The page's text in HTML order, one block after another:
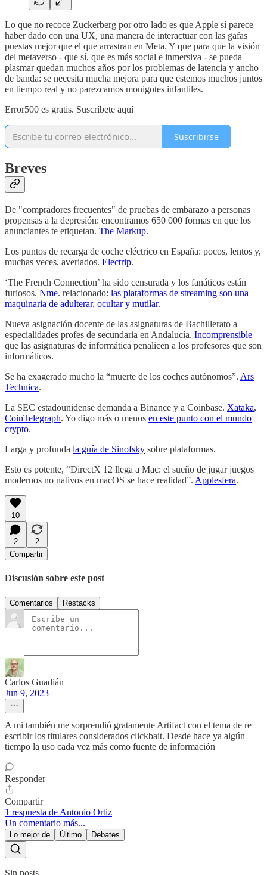
Lo que no recoce Zuckerberg por otro lado es que Apple sí parece
haber dado con una UX, una manera de interactuar con las gafas
puestas mejor que el que arrastran en Meta. Y que para que la visión
del metaverso - que sí, que es más social e inmersiva - se pueda
plasmar quedan muchos años por los problemas de latencia y ancho
de banda: se necesita mucha mejora para que estemos muchos juntos
en tiempo real y no parezcamos monigotes infantiles.
Error500 es gratis. Suscríbete aquí
Suscribirse
Breves
De "compradores frecuentes" de pruebas de embarazo a personas
propensas a la depresión: encontramos 650 000 formas en que los
anunciantes te etiquetan. The Markup.
Los puntos de recarga de coche eléctrico en España: pocos, lentos y,
muchas veces, averiados. Electrip.
‘The French Connection’ ha sido censurada y los fanáticos están
furiosos. Nme. relacionado: las plataformas de streaming son una
maquinaria de adulterar, ocultar y mutilar.
Nueva asignación docente de las asignaturas de Bachillerato a
especialidades profes de secundaria en Andalucía. Incomprensible
que las asignaturas de informática penalicen a los profesores que son
informáticos.
Se ha exagerado mucho la “muerte de los coches autónomos”. Ars
Technica.
La SEC estadounidense demanda a Binance y a Coinbase. Xataka,
CoinTelegraph. Yo digo más o menos en este punto con el mundo
crypto.
Larga y profunda la guía de Sinofsky sobre plataformas.
Esto es potente, “DirectX 12 llega a Mac: el sueño de jugar juegos
modernos no nativos en macOS se hace realidad”. Applesfera.
10
2
2
Compartir
Discusión sobre este post
Comentarios Restacks
Carlos Guadián
Jun 9, 2023
A mi también me sorprendió gratamente Artifact con el tema de re
escribir los titulares considerados clickbait. Desde hace ya algún
tiempo la uso cada vez más como fuente de información
Responder
Compartir
1 respuesta de Antonio Ortiz
Un comentario más...
Lo mejor de Último Debates
Sin posts